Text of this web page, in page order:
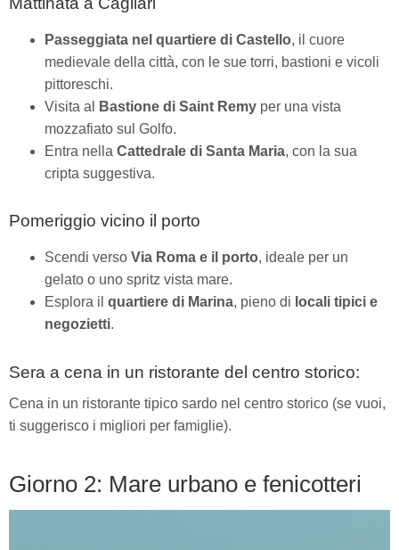
Passeggiata nel quartiere di Castello, il cuore
medievale della città, con le sue torri, bastioni e vicoli
pittoreschi.
Visita al
Bastione di Saint Remy per una vista
mozzafiato sul Golfo.
Entra nella Cattedrale di Santa Maria, con la sua
cripta suggestiva.
Pomeriggio vicino il porto
Scendi verso Via Roma e il porto, ideale per un
gelato o uno spritz vista mare.
Esplora il quartiere di Marina, pieno di locali tipici e
negozietti.
Sera a cena in un ristorante del centro storico:
Cena in un ristorante tipico sardo nel centro storico (se vuoi,
ti suggerisco i migliori per famiglie).
Giorno 2: Mare urbano e fenicotteri